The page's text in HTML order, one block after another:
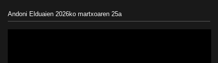
Andoni Elduaien 2026ko martxoaren 25a